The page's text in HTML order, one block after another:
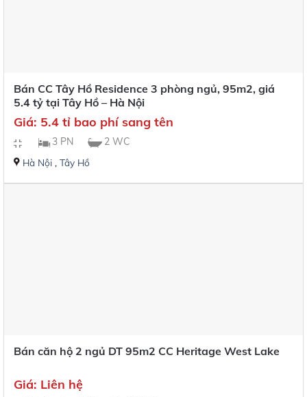
Bán CC Tây Hồ Residence 3 phòng ngủ, 95m2, giá
5.4 tỷ tại Tây Hồ – Hà Nội
Giá: 5.4 tỉ bao phí sang tên
3 PN 2 WC
Hà Nội, Tây Hồ
Bán căn hộ 2 ngủ DT 95m2 CC Heritage West Lake
Giá: Liên hệ